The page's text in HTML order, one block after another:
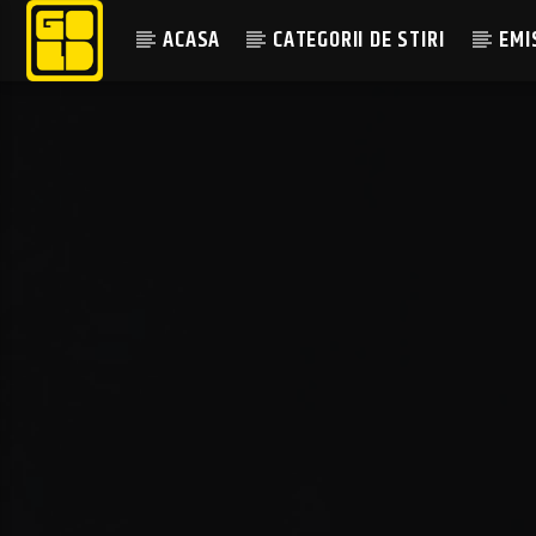
ACASA CATEGORII DE STIRI